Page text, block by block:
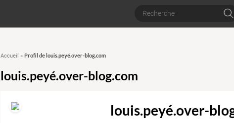
Accueil » Profil de louis.peyé.over-blog.com
louis.peyé.over-blog.com
louis.peyé.over-